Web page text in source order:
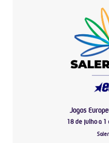
Jogos
18 de julho a